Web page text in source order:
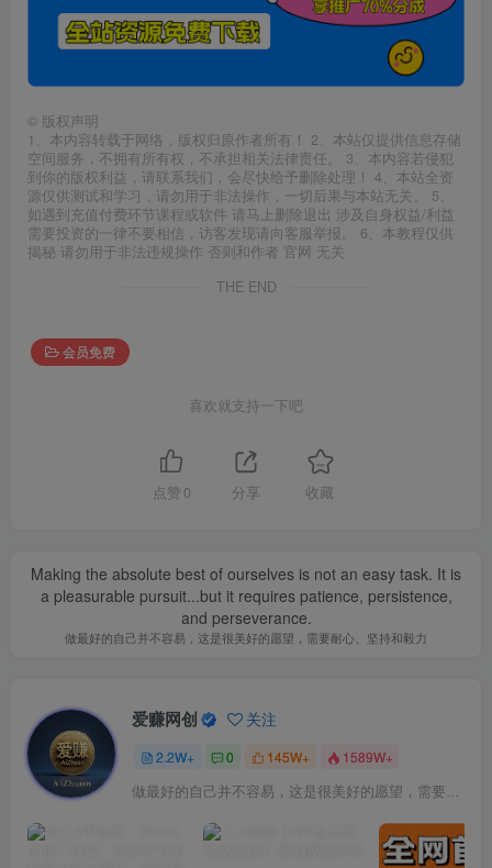
© 版权声明
1、本内容转载于网络，版权归原作者所有！ 2、本站仅提供信息存储
空间服务，不拥有所有权，不承担相关法律责任。 3、本内容若侵犯
到你的版权利益，请联系我们，会尽快给予删除处理！ 4、本站全资
源仅供测试和学习，请勿用于非法操作，一切后果与本站无关。 5、
如遇到充值付费环节课程或软件 请马上删除退出 涉及自身权益/利益
需要投资的一律不要相信，访客发现请向客服举报。 6、本教程仅供
揭秘 请勿用于非法违规操作 否则和作者 官网 无关
THE END
会员免费
喜欢就支持一下吧
点赞 0 分享 收藏
Making the absolute best of ourselves is not an easy task. It is
a pleasurable pursuit...but it requires patience, persistence,
and perseverance.
做最好的自己并不容易，这是很美好的愿望，需要耐心、坚持和毅力
爱赚网创 关注
2.2W+ 0 145W+ 1589W+
做最好的自己并不容易，这是很美好的愿望，需要耐心、坚持和毅力